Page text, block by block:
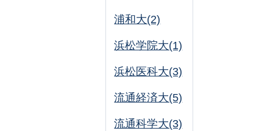
浦和大(2)
浜松学院大(1)
浜松医科大(3)
流通経済大(5)
流通科学大(3)